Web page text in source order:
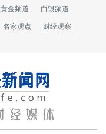
黄金频道 白银频道
名家观点 财经观察